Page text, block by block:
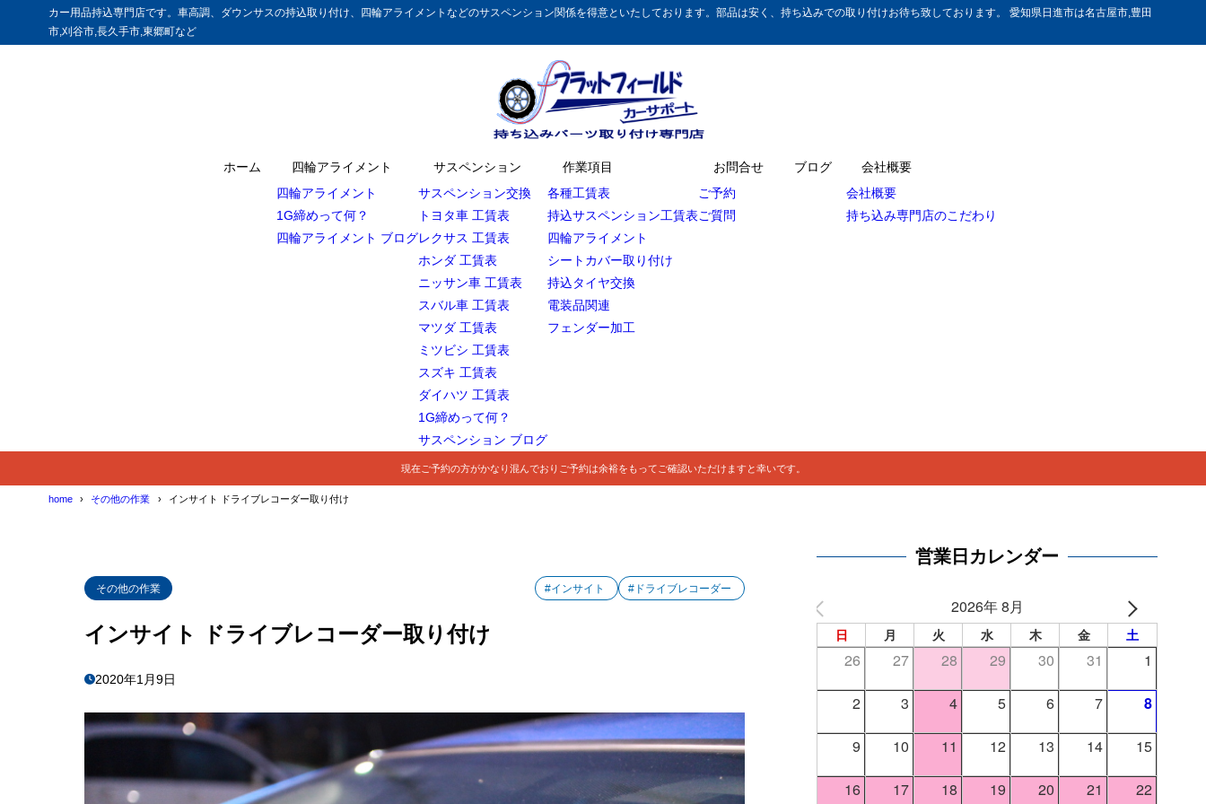
カー用品持込専門店です。車高調、ダウンサスの持込取り付け、四輪アライメントなどのサスペンション関係を得意といたしております。部品は安く、持ち込みでの取り付けお待ち致しております。 愛知県日進市は名古屋市,豊田
市,刈谷市,長久手市,東郷町など
ホーム
四輪アライメント
四輪アライメント
1G締めって何？
四輪アライメント ブログ
サスペンション
サスペンション交換
トヨタ車 工賃表
レクサス 工賃表
ホンダ 工賃表
ニッサン車 工賃表
スバル車 工賃表
マツダ 工賃表
ミツビシ 工賃表
スズキ 工賃表
ダイハツ 工賃表
1G締めって何？
サスペンション ブログ
作業項目
各種工賃表
持込サスペンション工賃表
四輪アライメント
シートカバー取り付け
持込タイヤ交換
電装品関連
フェンダー加工
お問合せ
ご予約
ご質問
ブログ
会社概要
会社概要
持ち込み専門店のこだわり
現在ご予約の方がかなり混んでおりご予約は余裕をもってご確認いただけますと幸いです。
home その他の作業 インサイト ドライブレコーダー取り付け
その他の作業 #インサイト #ドライブレコーダー
インサイト ドライブレコーダー取り付け
2020年1月9日
営業日カレンダー
2026年 8月
日 月 火 水 木 金 土
26 27 28 29 30 31 1
2 3 4 5 6 7 8
9 10 11 12 13 14 15
16 17 18 19 20 21 22